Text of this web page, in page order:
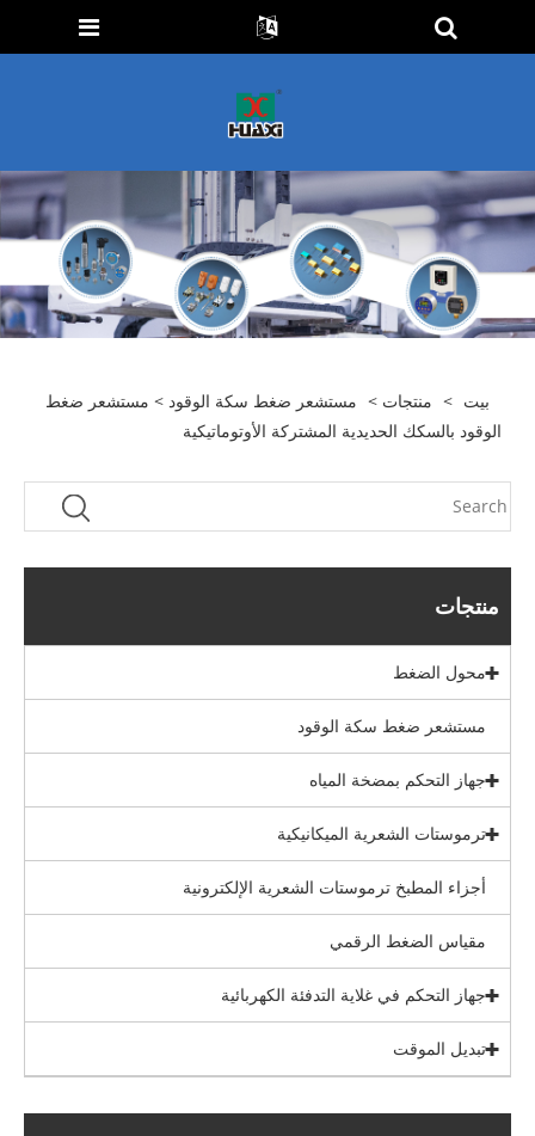
بيت > منتجات > مستشعر ضغط سكة الوقود > مستشعر ضغط
الوقود بالسكك الحديدية المشتركة الأوتوماتيكية
منتجات
محول الضغط
مستشعر ضغط سكة الوقود
جهاز التحكم بمضخة المياه
ترموستات الشعرية الميكانيكية
أجزاء المطبخ ترموستات الشعرية الإلكترونية
مقياس الضغط الرقمي
جهاز التحكم في غلاية التدفئة الكهربائية
تبديل الموقت